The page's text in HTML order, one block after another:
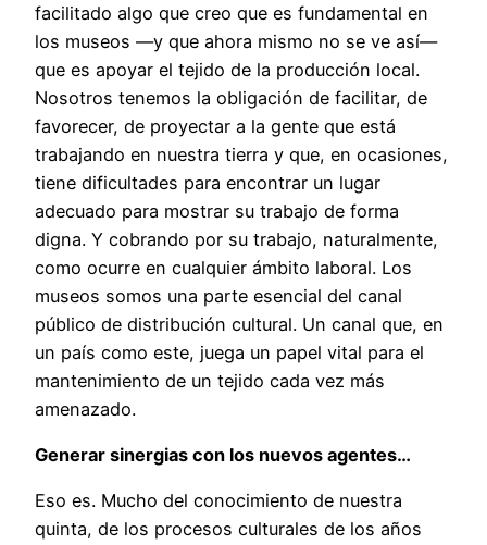
facilitado algo que creo que es fundamental en
los museos —y que ahora mismo no se ve así—
que es apoyar el tejido de la producción local.
Nosotros tenemos la obligación de facilitar, de
favorecer, de proyectar a la gente que está
trabajando en nuestra tierra y que, en ocasiones,
tiene dificultades para encontrar un lugar
adecuado para mostrar su trabajo de forma
digna. Y cobrando por su trabajo, naturalmente,
como ocurre en cualquier ámbito laboral. Los
museos somos una parte esencial del canal
público de distribución cultural. Un canal que, en
un país como este, juega un papel vital para el
mantenimiento de un tejido cada vez más
amenazado.
Generar sinergias con los nuevos agentes…
Eso es. Mucho del conocimiento de nuestra
quinta, de los procesos culturales de los años